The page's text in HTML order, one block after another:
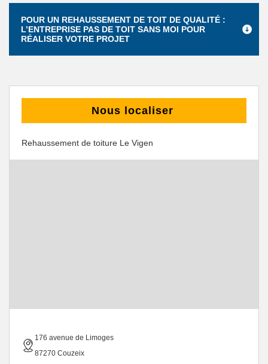
POUR UN REHAUSSEMENT DE TOIT DE QUALITÉ :
L’ENTREPRISE PAS DE TOIT SANS MOI POUR
RÉALISER VOTRE PROJET
Nous localiser
Rehaussement de toiture Le Vigen
176 avenue de Limoges
87270 Couzeix